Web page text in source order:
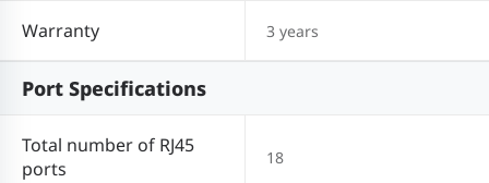
Warranty 3 years
Port Specifications
Total number of RJ45
ports
18